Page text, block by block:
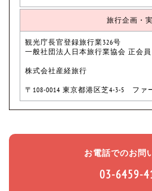
旅行企画・
観光庁長官登録旅行業326号
一般社団法人日本旅行業協会 正会員
株式会社産経旅行
〒108-0014 東京都港区芝4-3-5 ファ
お電話でのお問
03-6459-